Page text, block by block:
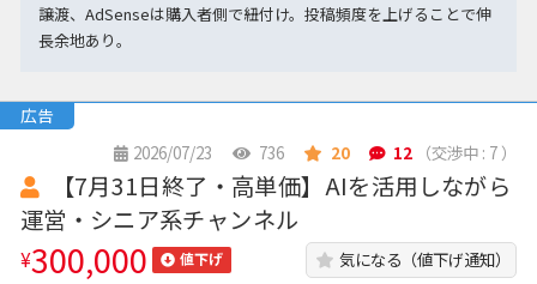
譲渡、AdSenseは購入者側で紐付け。投稿頻度を上げることで伸
長余地あり。
広告
2026/07/23
736 20 12 （交渉中 : 7 ）
【7月31日終了・高単価】AIを活用しながら
運営・シニア系チャンネル
¥300,000 値下げ 気になる（値下げ通知）